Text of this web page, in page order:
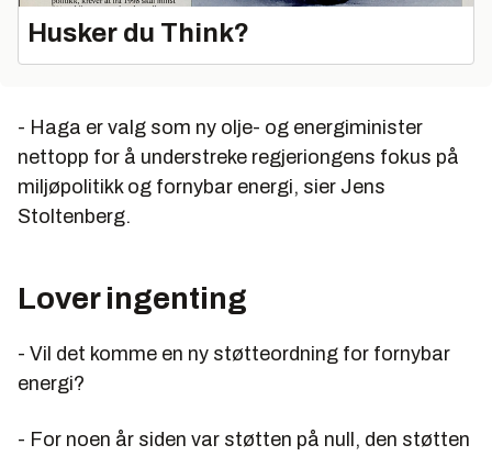
Husker du Think?
- Haga er valg som ny olje- og energiminister
nettopp for å understreke regjeriongens fokus på
miljøpolitikk og fornybar energi, sier Jens
Stoltenberg.
Lover ingenting
- Vil det komme en ny støtteordning for fornybar
energi?
- For noen år siden var støtten på null, den støtten